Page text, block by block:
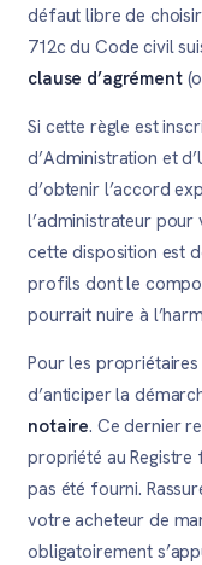
défaut libre de
712c du Code civil
clause d’agrément
Si cette règle est
d’Administration et
d’obtenir l’accord
l’administrateur pour
cette disposition est
profils dont le
pourrait nuire à
Pour les
d’anticiper la
notaire. Ce dernier
propriété au Registre
pas été fourni.
votre acheteur de
obligatoirement